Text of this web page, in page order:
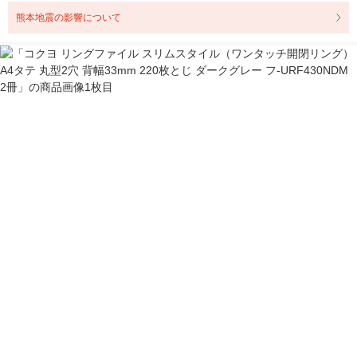
熊本地震の影響について